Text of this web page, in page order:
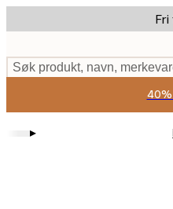
to
content.
Søk produkt, navn,
40%
▸